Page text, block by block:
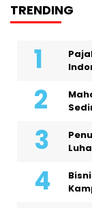
TRENDING